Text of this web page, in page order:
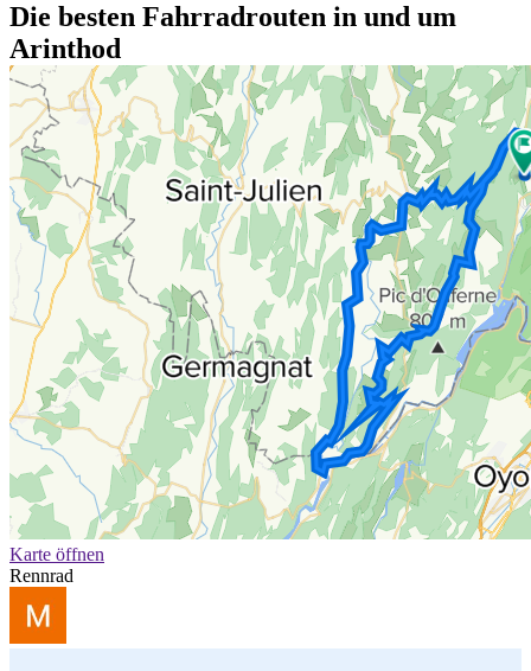
Die besten Fahrradrouten in und um
Arinthod
Karte öffnen
Rennrad